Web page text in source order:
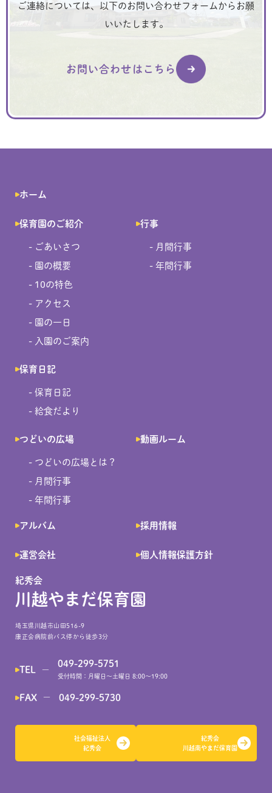
ご連絡については、以下のお問い合わせフォームからお願
いいたします。
お問い合わせはこちら
紀秀会
川越やまだ保育園
埼玉県川越市山田516-9
康正会病院前バス停から徒歩3分
TEL ―
049-299-5751
受付時間：月曜日～土曜日 8:00～19:00
FAX ― 049-299-5730
社会福祉法人
紀秀会
紀秀会
川越南やまだ保育園
ホーム
保育園のご紹介
- ごあいさつ
- 園の概要
- 10の特色
- アクセス
- 園の一日
- 入園のご案内
行事
- 月間行事
- 年間行事
保育日記
- 保育日記
- 給食だより
つどいの広場
- つどいの広場とは？
- 月間行事
- 年間行事
動画ルーム
アルバム 採用情報
運営会社 個人情報保護方針